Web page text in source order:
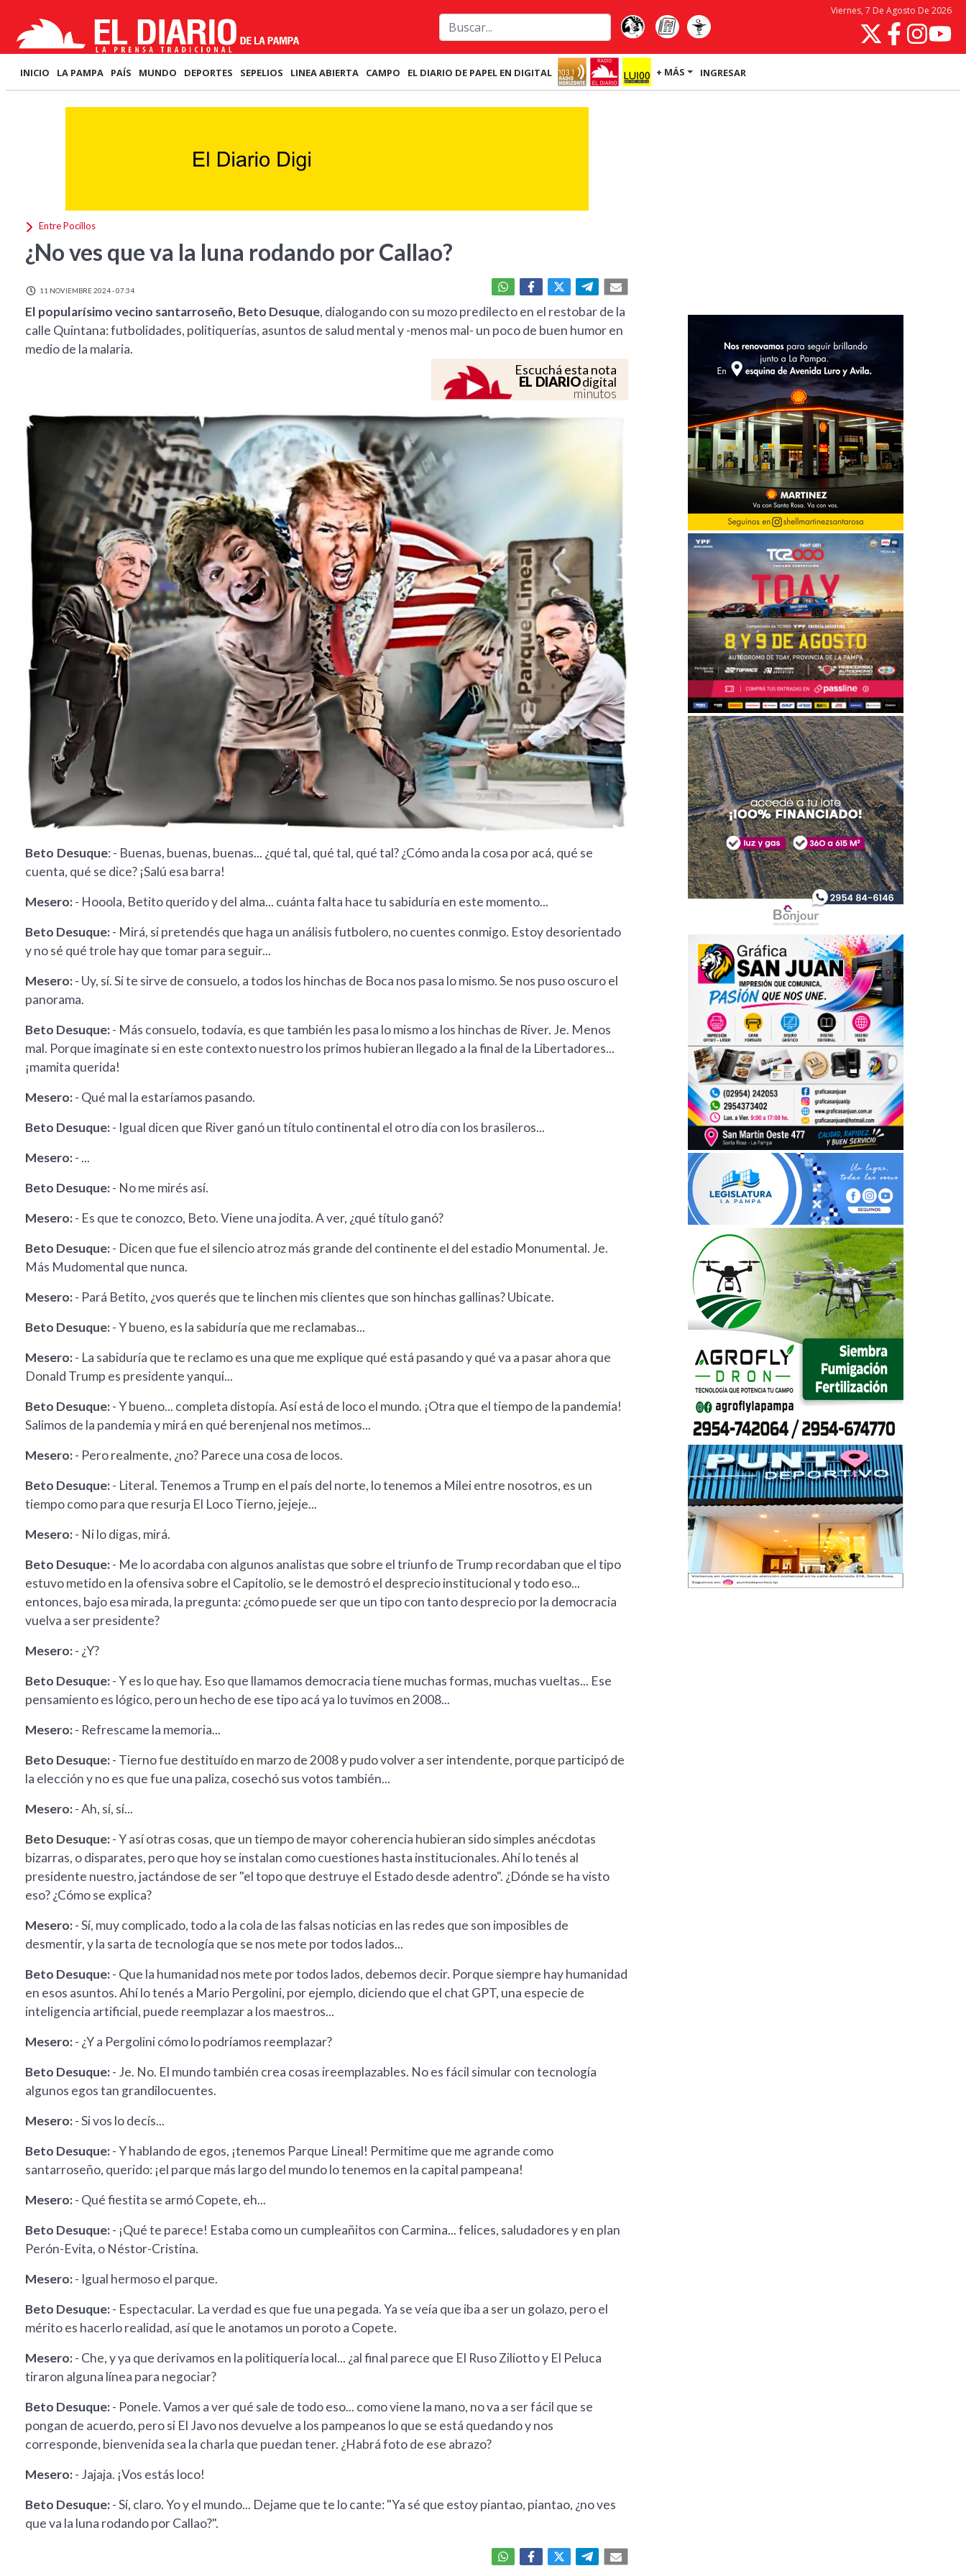
Viernes, 7 De Agosto De 2026
INICIO LA PAMPA PAÍS MUNDO DEPORTES SEPELIOS LINEA ABIERTA CAMPO EL DIARIO DE PAPEL EN DIGITAL + MÁS INGRESAR
Entre Pocillos
¿No ves que va la luna rodando por Callao?
11 NOVIEMBRE 2024 - 07:34
El popularísimo vecino santarroseño, Beto Desuque, dialogando con su mozo predilecto en el restobar de la
calle Quintana: futbolidades, politiquerías, asuntos de salud mental y -menos mal- un poco de buen humor en
medio de la malaria.
Escuchá esta nota
EL DIARIOdigital
minutos
Beto Desuque: - Buenas, buenas, buenas... ¿qué tal, qué tal, qué tal? ¿Cómo anda la cosa por acá, qué se
cuenta, qué se dice? ¡Salú esa barra!
Mesero:- Hooola, Betito querido y del alma... cuánta falta hace tu sabiduría en este momento...
Beto Desuque:- Mirá, si pretendés que haga un análisis futbolero, no cuentes conmigo. Estoy desorientado
y no sé qué trole hay que tomar para seguir...
Mesero:- Uy, sí. Si te sirve de consuelo, a todos los hinchas de Boca nos pasa lo mismo. Se nos puso oscuro el
panorama.
Beto Desuque:- Más consuelo, todavía, es que también les pasa lo mismo a los hinchas de River. Je. Menos
mal. Porque imaginate si en este contexto nuestro los primos hubieran llegado a la final de la Libertadores...
¡mamita querida!
Mesero:- Qué mal la estaríamos pasando.
Beto Desuque:- Igual dicen que River ganó un título continental el otro día con los brasileros...
Mesero:- ...
Beto Desuque:- No me mirés así.
Mesero:- Es que te conozco, Beto. Viene una jodita. A ver, ¿qué título ganó?
Beto Desuque:- Dicen que fue el silencio atroz más grande del continente el del estadio Monumental. Je.
Más Mudomental que nunca.
Mesero:- Pará Betito, ¿vos querés que te linchen mis clientes que son hinchas gallinas? Ubicate.
Beto Desuque:- Y bueno, es la sabiduría que me reclamabas...
Mesero:- La sabiduría que te reclamo es una que me explique qué está pasando y qué va a pasar ahora que
Donald Trump es presidente yanqui...
Beto Desuque:- Y bueno... completa distopía. Así está de loco el mundo. ¡Otra que el tiempo de la pandemia!
Salimos de la pandemia y mirá en qué berenjenal nos metimos...
Mesero:- Pero realmente, ¿no? Parece una cosa de locos.
Beto Desuque:- Literal. Tenemos a Trump en el país del norte, lo tenemos a Milei entre nosotros, es un
tiempo como para que resurja El Loco Tierno, jejeje...
Mesero:- Ni lo digas, mirá.
Beto Desuque:- Me lo acordaba con algunos analistas que sobre el triunfo de Trump recordaban que el tipo
estuvo metido en la ofensiva sobre el Capitolio, se le demostró el desprecio institucional y todo eso...
entonces, bajo esa mirada, la pregunta: ¿cómo puede ser que un tipo con tanto desprecio por la democracia
vuelva a ser presidente?
Mesero:- ¿Y?
Beto Desuque:- Y es lo que hay. Eso que llamamos democracia tiene muchas formas, muchas vueltas... Ese
pensamiento es lógico, pero un hecho de ese tipo acá ya lo tuvimos en 2008...
Mesero:- Refrescame la memoria...
Beto Desuque:- Tierno fue destituído en marzo de 2008 y pudo volver a ser intendente, porque participó de
la elección y no es que fue una paliza, cosechó sus votos también...
Mesero:- Ah, sí, sí...
Beto Desuque:- Y así otras cosas, que un tiempo de mayor coherencia hubieran sido simples anécdotas
bizarras, o disparates, pero que hoy se instalan como cuestiones hasta institucionales. Ahí lo tenés al
presidente nuestro, jactándose de ser "el topo que destruye el Estado desde adentro". ¿Dónde se ha visto
eso? ¿Cómo se explica?
Mesero:- Sí, muy complicado, todo a la cola de las falsas noticias en las redes que son imposibles de
desmentir, y la sarta de tecnología que se nos mete por todos lados...
Beto Desuque:- Que la humanidad nos mete por todos lados, debemos decir. Porque siempre hay humanidad
en esos asuntos. Ahí lo tenés a Mario Pergolini, por ejemplo, diciendo que el chat GPT, una especie de
inteligencia artificial, puede reemplazar a los maestros...
Mesero:- ¿Y a Pergolini cómo lo podríamos reemplazar?
Beto Desuque:- Je. No. El mundo también crea cosas ireemplazables. No es fácil simular con tecnología
algunos egos tan grandilocuentes.
Mesero:- Si vos lo decís...
Beto Desuque:- Y hablando de egos, ¡tenemos Parque Lineal! Permitime que me agrande como
santarroseño, querido: ¡el parque más largo del mundo lo tenemos en la capital pampeana!
Mesero:- Qué fiestita se armó Copete, eh...
Beto Desuque:- ¡Qué te parece! Estaba como un cumpleañitos con Carmina... felices, saludadores y en plan
Perón-Evita, o Néstor-Cristina.
Mesero:- Igual hermoso el parque.
Beto Desuque:- Espectacular. La verdad es que fue una pegada. Ya se veía que iba a ser un golazo, pero el
mérito es hacerlo realidad, así que le anotamos un poroto a Copete.
Mesero:- Che, y ya que derivamos en la politiquería local... ¿al final parece que El Ruso Ziliotto y El Peluca
tiraron alguna línea para negociar?
Beto Desuque:- Ponele. Vamos a ver qué sale de todo eso... como viene la mano, no va a ser fácil que se
pongan de acuerdo, pero si El Javo nos devuelve a los pampeanos lo que se está quedando y nos
corresponde, bienvenida sea la charla que puedan tener. ¿Habrá foto de ese abrazo?
Mesero:- Jajaja. ¡Vos estás loco!
Beto Desuque:- Sí, claro. Yo y el mundo... Dejame que te lo cante: "Ya sé que estoy piantao, piantao, ¿no ves
que va la luna rodando por Callao?".